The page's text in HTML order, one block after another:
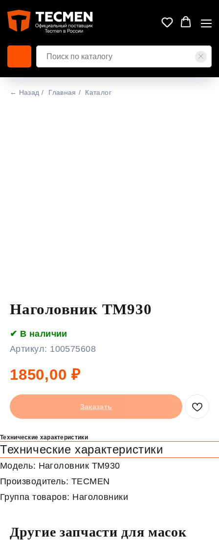
← Назад / Главная / Каталог
Наголовник ТМ930
✔ В наличии
Артикул: 100575608
1850,00 ₽
Заказать
Технические характеристики
Технические характеристики
Модель: Наголовник ТМ930
Производитель: TECMEN
Группа товаров: Наголовники
Другие запчасти для масок